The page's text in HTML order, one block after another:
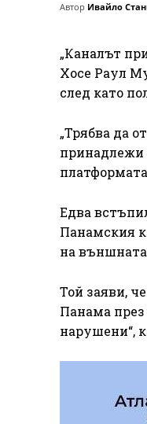
Автор Ивайло
„Каналът
Хосе Раул
след като
„Трябва да
принадлежи
платформата
Едва
Панамския
на
Той заяви,
Панама
нарушени“,